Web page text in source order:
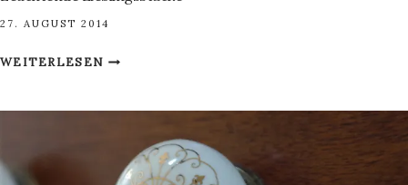
27. AUGUST 2014
WEITERLESENLEUCHTENDE